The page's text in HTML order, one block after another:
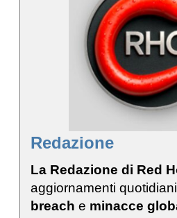
Redazione
La Redazione di Red
aggiornamenti
breach e minacce